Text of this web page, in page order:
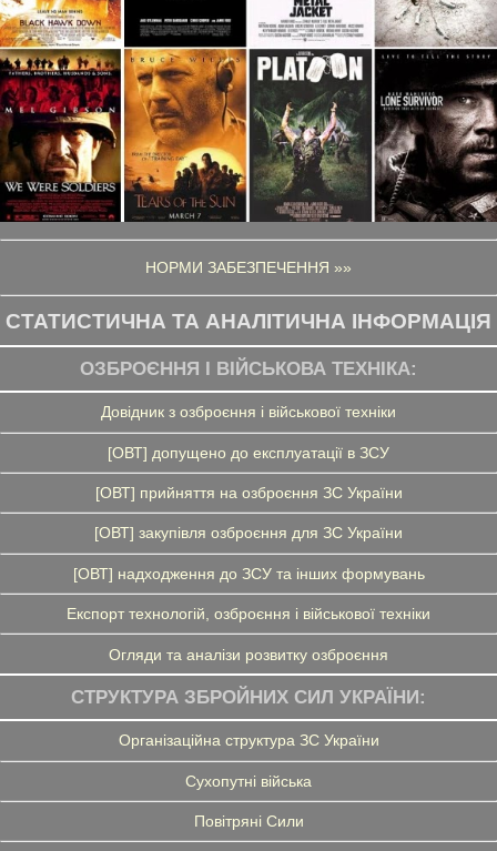
НОРМИ ЗАБЕЗПЕЧЕННЯ »»
СТАТИСТИЧНА ТА АНАЛІТИЧНА ІНФОРМАЦІЯ
ОЗБРОЄННЯ І ВІЙСЬКОВА ТЕХНІКА:
Довідник з озброєння і військової техніки
[ОВТ] допущено до експлуатації в ЗСУ
[ОВТ] прийняття на озброєння ЗС України
[ОВТ] закупівля озброєння для ЗС України
[ОВТ] надходження до ЗСУ та інших формувань
Експорт технологій, озброєння і військової техніки
Огляди та аналізи розвитку озброєння
СТРУКТУРА ЗБРОЙНИХ СИЛ УКРАЇНИ:
Організаційна структура ЗС України
Сухопутні війська
Повітряні Сили